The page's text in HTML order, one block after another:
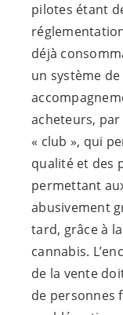
pilotes étant
déjà
un système
acheteurs, par
« club », qui
qualité et des
permettant
abusivement
tard, grâce à
cannabis.
de la vente
de personnes